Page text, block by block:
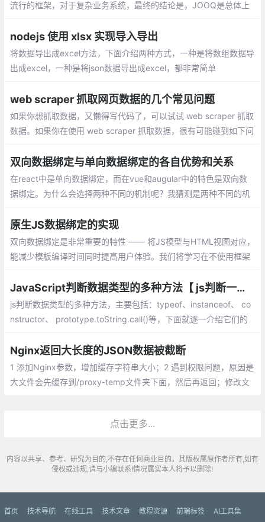
流行的框架，对于复杂业务系统，最终的结论是，JOOQ是总体上
nodejs 使用 xlsx 实现导入导出
将数据导出成excel方法，下面介绍两种方式，一种是将数组数据导
出成excel，一种是将json数据导出成excel，都非常简单
web scraper 抓取网页数据的几个常见问题
如果你想抓取数据，又懒得写代码了，可以试试 web scraper 抓取
数据。如果你在使用 web scraper 抓取数据，很有可能碰到如下问
你放弃 web scraper 。
双向数据绑定与单向数据绑定的各自优势和关系
在react中是单向数据绑定，而在vue和augular中的特色是双向数
据绑定。为什么会选择两种不同的机制呢？我猜测是两种不同的机
原生JS数据绑定的实现
双向数据绑定是非常重要的特性 —— 将JS模型与HTML视图对应，
能减少模板编译时间同时提高用户体验。我们将学习在不使用框架
JavaScript判断数据类型的多种方法【 js判断一个变量的类型】
js判断数据类型的多种方法，主要包括：typeof、instanceof、 co
nstructor、 prototype.toString.call()等，下面就逐一介绍它们的
Nginx返回大长度的JSON数据被截断
1 添加Nginx参数，增加缓存字符串大小；2 遇到权限问题，原因是
大文件会先缓存到/proxy-temp文件夹下面，然后再返回；修改文
点击更多...
内容以共享、参考、研究为目的,不存在任何商业目的。其版权属原作者所有,如有
侵权或违规,请与小编联系!情况属实本人将予以删除!
首页 技术导航 在线工具 技术文章 教程资源 前端标签
AI工具集